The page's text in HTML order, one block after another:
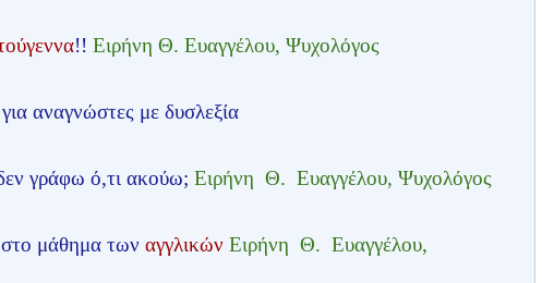
!! Ειρήνη Θ. Ευαγγέλου, Ψυχολόγος
αναγνώστες με δυσλεξία
γράφω ό,τι ακούω; Ειρήνη Θ. Ευαγγέλου, Ψυχολόγος
στο μάθημα των αγγλικών Ειρήνη Θ. Ευαγγέλου,